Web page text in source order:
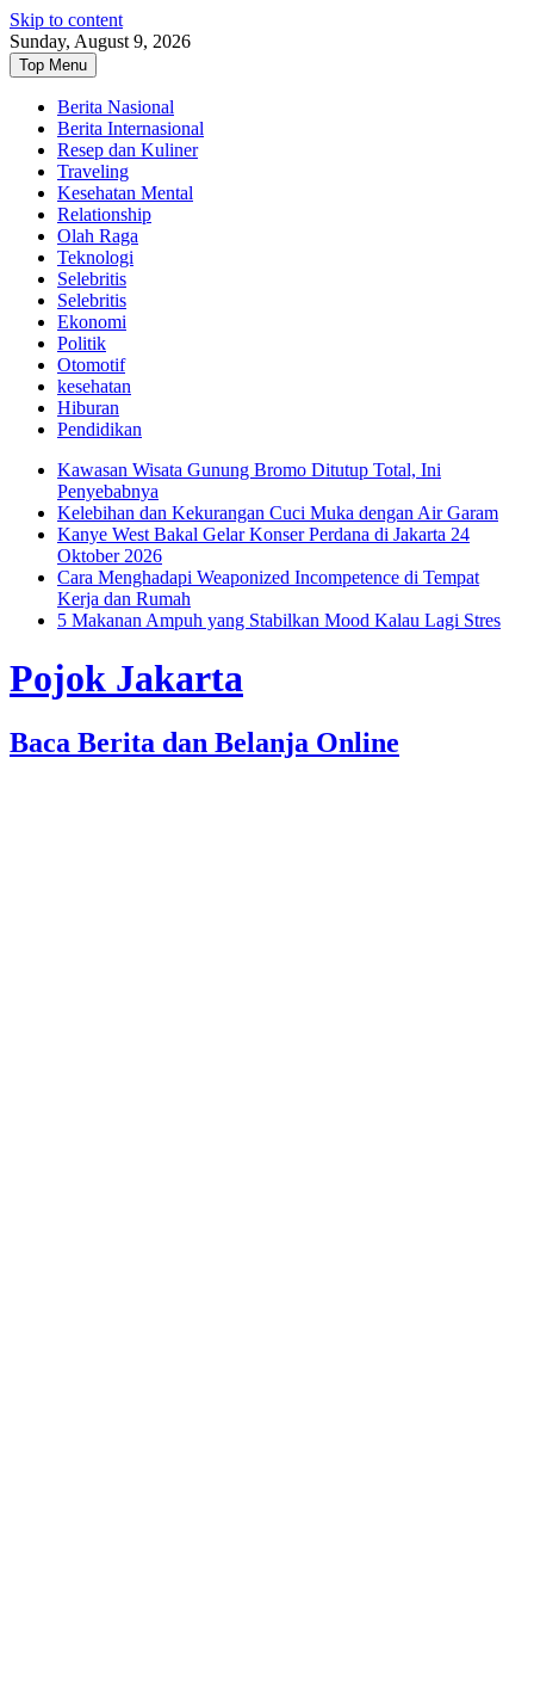
Skip to content
Sunday, August 9, 2026
Top Menu
Berita Nasional
Berita Internasional
Resep dan Kuliner
Traveling
Kesehatan Mental
Relationship
Olah Raga
Teknologi
Selebritis
Selebritis
Ekonomi
Politik
Otomotif
kesehatan
Hiburan
Pendidikan
Kawasan Wisata Gunung Bromo Ditutup Total, Ini
Penyebabnya
Kelebihan dan Kekurangan Cuci Muka dengan Air Garam
Kanye West Bakal Gelar Konser Perdana di Jakarta 24
Oktober 2026
Cara Menghadapi Weaponized Incompetence di Tempat
Kerja dan Rumah
5 Makanan Ampuh yang Stabilkan Mood Kalau Lagi Stres
Pojok Jakarta
Baca Berita dan Belanja Online